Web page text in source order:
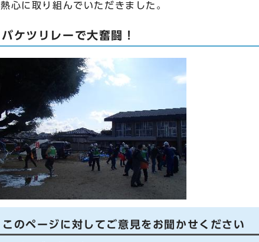
熱心に取り組んでいただきました。
バケツリレーで大奮闘！
このページに対してご意見をお聞かせください